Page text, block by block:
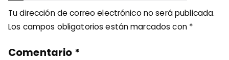
Tu dirección de correo electrónico no será publicada.
Los campos obligatorios están marcados con *
Comentario *